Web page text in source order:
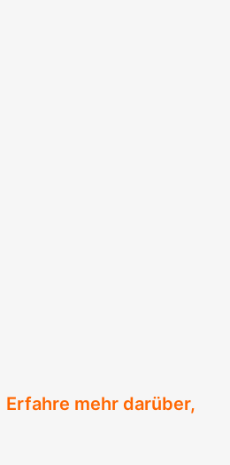
Erfahre mehr darüber,